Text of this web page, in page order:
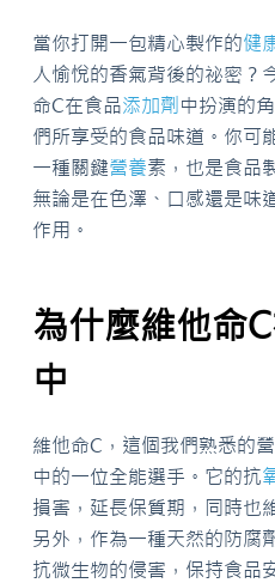
當你打開一包精心製作的健
人愉悅的香氣背後的祕密？
命C在食品添加劑 中扮演的
們所享受的食品味道。你可
一種關鍵營養素，也是食
無論是在色澤、口感還是味
作用。
為什麼維他命
中
維他命C，這個我們熟悉的
中的一位全能選手。它的抗
損害，延長保質期，同時也
另外，作為一種天然的防腐
抗微生物的侵害，保持食品